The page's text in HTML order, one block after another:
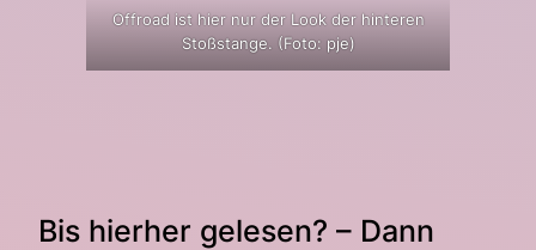
Offroad ist hier nur der Look der hinteren
Stoßstange. (Foto: pje)
Bis hierher gelesen? – Dann